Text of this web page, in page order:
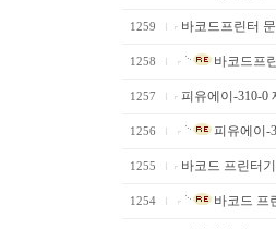
1259 바코드프린터
1258 바코드프
1257 피유에이-310-0
1256 피유에이-
1255 바코드 프린터
1254 바코드 프